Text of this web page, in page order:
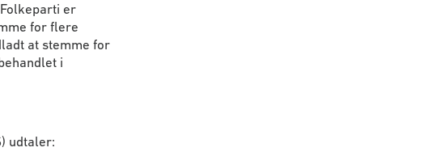
er
for flere
at stemme for
i
udtaler: